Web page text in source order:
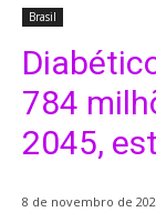
Brasil
784
2045,
8 de novembro de